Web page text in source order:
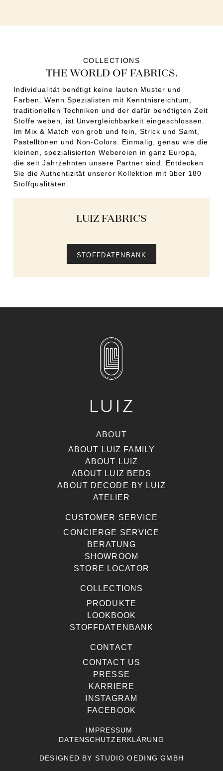
COLLECTIONS
THE WORLD OF FABRICS.
Individualität benötigt keine lauten Muster und
Farben. Wenn Spezialisten mit Kenntnisreichtum,
traditionellen Techniken und der dafür benötigten Zeit
Stoffe weben, ist Unvergleichbarkeit eingeschlossen.
Im Mix & Match von grob und fein, Strick und Samt,
Pastelltönen und Non-Colors. Einmalig, genau wie die
kleinen, spezialisierten Webereien in ganz Europa,
die seit Jahrzehnten unsere Partner sind. Entdecken
Sie die Authentizität unserer Kollektion mit über 180
Stoffqualitäten.
LUIZ FABRICS
STOFFDATENBANK
ABOUT
ABOUT LUIZ FAMILY
ABOUT LUIZ
ABOUT LUIZ BEDS
ABOUT DECODE BY LUIZ
ATELIER
CUSTOMER SERVICE
CONCIERGE SERVICE
BERATUNG
SHOWROOM
STORE LOCATOR
COLLECTIONS
PRODUKTE
LOOKBOOK
STOFFDATENBANK
CONTACT
CONTACT US
PRESSE
KARRIERE
INSTAGRAM
FACEBOOK
IMPRESSUM
DATENSCHUTZERKLÄRUNG
DESIGNED BY STUDIO OEDING GMBH